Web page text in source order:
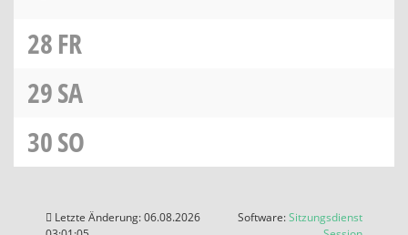
28FR
29SA
30SO
Letzte Änderung: 06.08.2026
Software:Sitzungsdienst